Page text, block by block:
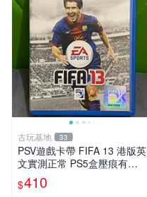
古玩基地 33
PSV遊戲卡帶 FIFA 13 港版英
文實測正常 PS5盒壓痕有圖
可驗收 FIFA 13 PSV 港版 游
玩無問題 PSV FIFA 13 港版
$410